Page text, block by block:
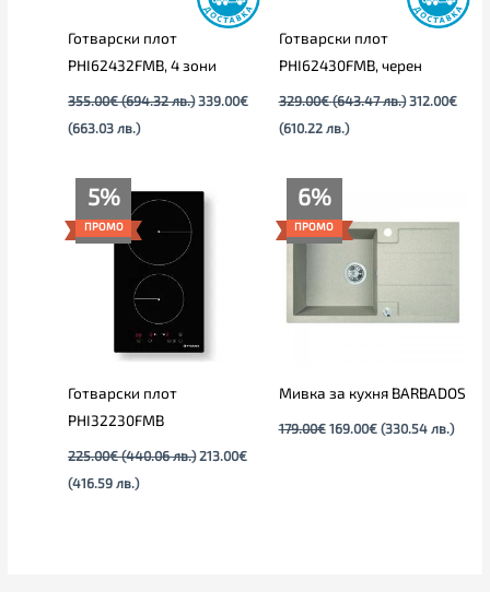
Готварски плот
PHI62432FMB, 4 зони
355.00€ (694.32 лв.) 339.00€
(663.03 лв.)
Готварски плот
PHI62430FMB, черен
329.00€ (643.47 лв.) 312.00€
(610.22 лв.)
5%
ПРОМО
Готварски плот
PHI32230FMB
225.00€ (440.06 лв.)
price
213.00€
(416.59 лв.)
цена
е:
213.00€
(416.59
лв.).
6%
ПРОМО
Мивка за кухня BARBADOS
179.00€
Original
price
was:
179.00€.
169.00€
е:
169.00€.
(330.54 лв.)